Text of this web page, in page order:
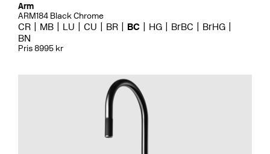
Arm
ARM184 Black Chrome
CR MB LU CU BR BC HG BrBC
BrHG
BN
Pris 8995 kr